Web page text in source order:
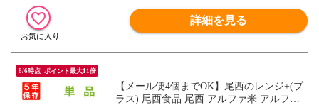
詳細を見る
8/6時点_ポイント最大11倍
【メール便4個までOK】尾西のレンジ+(プ
ラス) 尾西食品 尾西 アルファ米 アルファ